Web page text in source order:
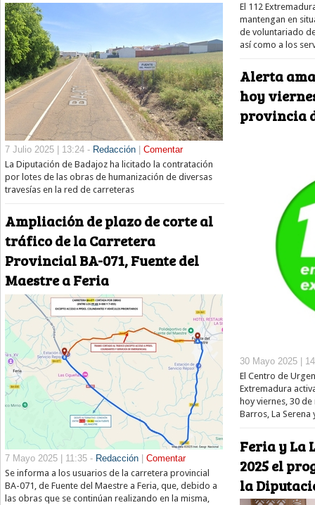
7 Julio 2025 | 13:24 - Redacción| Comentar
La Diputación de Badajoz ha licitado la contratación
por lotes de las obras de humanización de diversas
travesías en la red de carreteras
Ampliación de plazo de corte al
tráfico de la Carretera
Provincial BA-071, Fuente del
Maestre a Feria
7 Mayo 2025 | 11:35 - Redacción| Comentar
Se informa a los usuarios de la carretera provincial
BA-071, de Fuente del Maestre a Feria, que, debido a
las obras que se continúan realizando en la misma,
El 112
mantengan en
de voluntariado
así como a los
Alerta
hoy
provincia
30 Mayo 2025 |
El Centro de
Extremadura
hoy viernes, 30
Barros, La Serena
Feria y La
2025 el
la